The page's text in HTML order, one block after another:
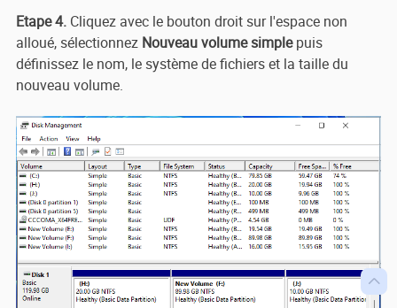

Etape 4. Cliquez avec le bouton droit sur l'espace non
alloué, sélectionnez Nouveau volume simplepuis
définissez le nom, le système de fichiers et la taille du
nouveau volume.